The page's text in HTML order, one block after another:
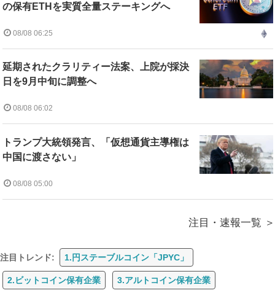
の保有ETHを実質全量ステーキングへ
08/08 06:25
延期されたクラリティー法案、上院が採決
日を9月中旬に調整へ
08/08 06:02
トランプ大統領発言、「仮想通貨主導権は
中国に渡さない」
08/08 05:00
注目・速報一覧
注目トレンド: 1.円ステーブルコイン「JPYC」
2.ビットコイン保有企業 3.アルトコイン保有企業